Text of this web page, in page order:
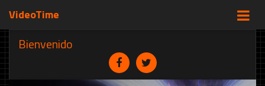
VideoTime
Bienvenido